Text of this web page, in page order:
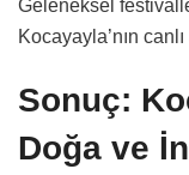
Geleneksel
Kocayayla’nın
Sonuç:
Doğa ve